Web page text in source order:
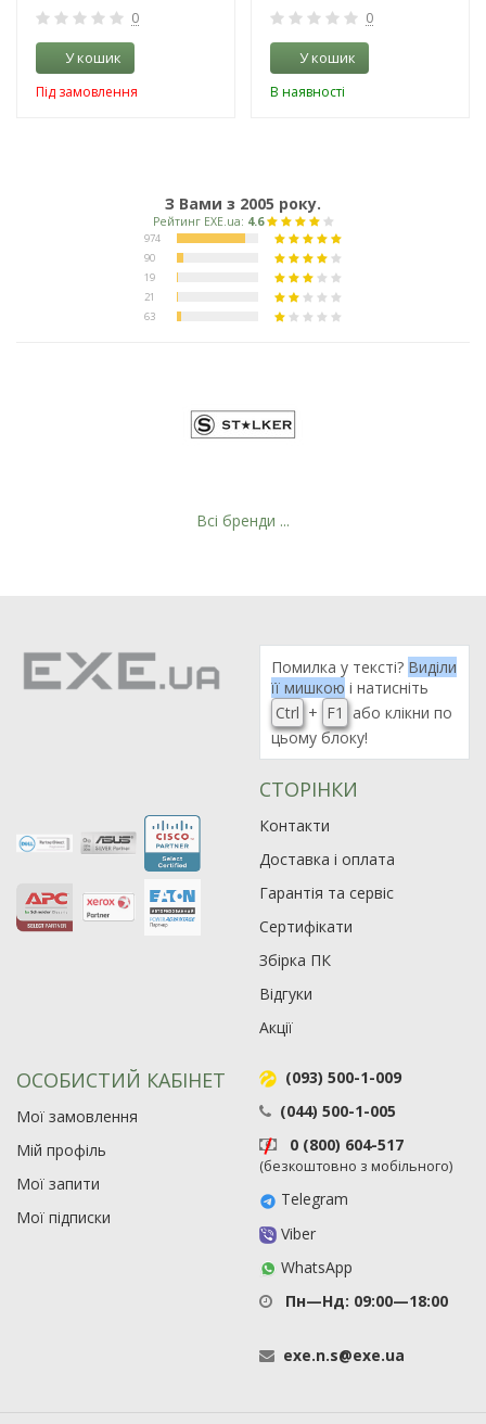
0
У кошик
Під замовлення
0
У кошик
В наявності
З Вами з 2005 року.
90
Всі бренди ...
Помилка у тексті? Виділи
її мишкою і натисніть
Ctrl + F1
або клікни по
цьому блоку!
СТОРІНКИ
Контакти
Доставка і оплата
Гарантія та сервіс
Сертифікати
Збірка ПК
Відгуки
Акції
ОСОБИСТИЙ КАБІНЕТ
Мої замовлення
Мій профіль
Мої запити
Мої підписки
(093) 500-1-009
(044) 500-1-005
0 (800) 604-517
(безкоштовно з мобільного)
Telegram
Viber
WhatsApp
Пн—Нд: 09:00—18:00
exe.n.s@exe.ua